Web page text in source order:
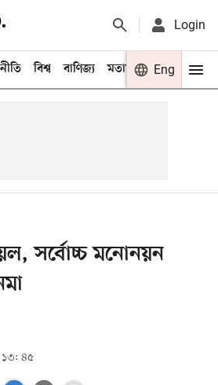
Login
বিশ্ব বাণিজ্য মতামত খেলা
Eng
সর্বোচ্চ মনোনয়ন
১৩: ৪৫